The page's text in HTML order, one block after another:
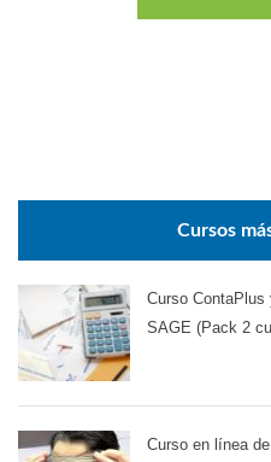
Cursos
Curso ContaPlus
SAGE (Pack 2
Curso en línea